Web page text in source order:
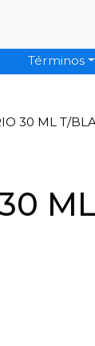
Términos
30 ML T/